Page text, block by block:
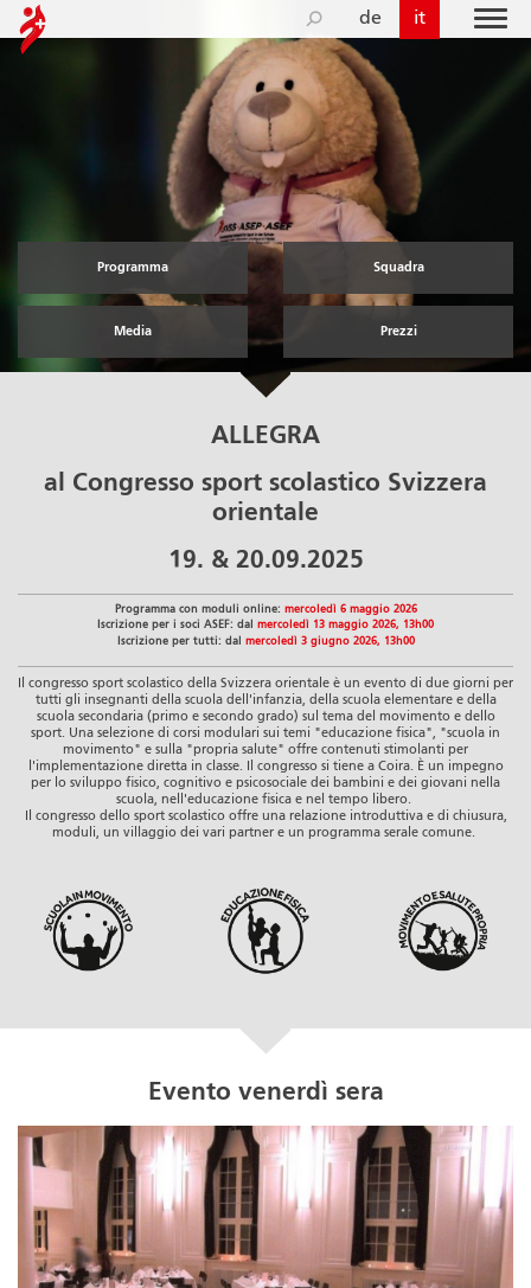
de it
Programma Squadra
Media Prezzi
ALLEGRA
al Congresso sport scolastico Svizzera
orientale
19. & 20.09.2025
Programma con moduli online: mercoledì 6 maggio 2026
Iscrizione per i soci ASEF: dal mercoledì 13 maggio 2026, 13h00
Iscrizione per tutti: dal mercoledì 3 giugno 2026, 13h00
Il congresso sport scolastico della Svizzera orientale è un evento di due giorni per
tutti gli insegnanti della scuola dell'infanzia, della scuola elementare e della
scuola secondaria (primo e secondo grado) sul tema del movimento e dello
sport. Una selezione di corsi modulari sui temi "educazione fisica", "scuola in
movimento" e sulla "propria salute" offre contenuti stimolanti per
l'implementazione diretta in classe. Il congresso si tiene a Coira. È un impegno
per lo sviluppo fisico, cognitivo e psicosociale dei bambini e dei giovani nella
scuola, nell'educazione fisica e nel tempo libero.
Il congresso dello sport scolastico offre una relazione introduttiva e di chiusura,
moduli, un villaggio dei vari partner e un programma serale comune.
Evento venerdì sera